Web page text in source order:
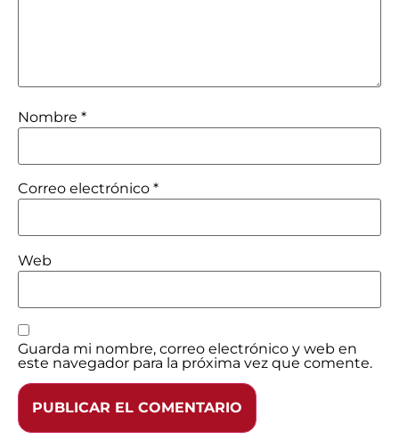
Nombre *
Correo electrónico *
Web
Guarda mi nombre, correo electrónico y web en
este navegador para la próxima vez que comente.